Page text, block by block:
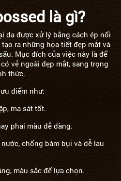
là gì?
da được xử lý bằng cách ép nổi
ra những họa tiết đẹp mắt và
Mục đích của việc này là để
vẻ ngoài đẹp mắt, sang trọng
thức.
điểm như:
ma sát tốt.
phai màu dễ dàng.
chống bám bụi và dễ lau
màu sắc để lựa chọn.